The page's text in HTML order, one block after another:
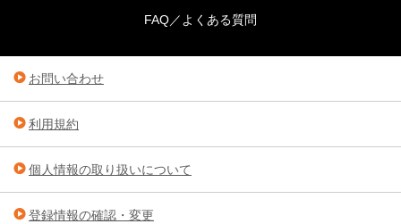
FAQ／よくある質問
お問い合わせ
利用規約
個人情報の取り扱いについて
登録情報の確認・変更